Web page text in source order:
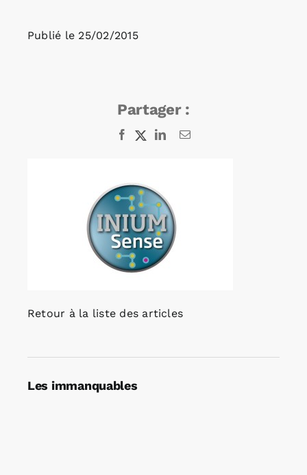
Rechercher:
Publié le 25/02/2015
Partager :
Facebook
X LinkedInEmail
Retour à la liste des articles
Les immanquables